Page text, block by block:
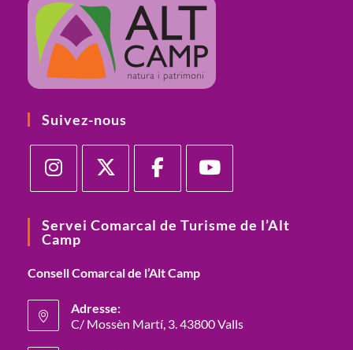
Suivez-nous
dans
onglet
dans
onglet
dans
onglet
dans
onglet
Servei Comarcal de Turisme de l’Alt
Camp
Consell Comarcal de l’Alt Camp
Adresse:
C/ Mossèn Martí, 3. 43800 Valls